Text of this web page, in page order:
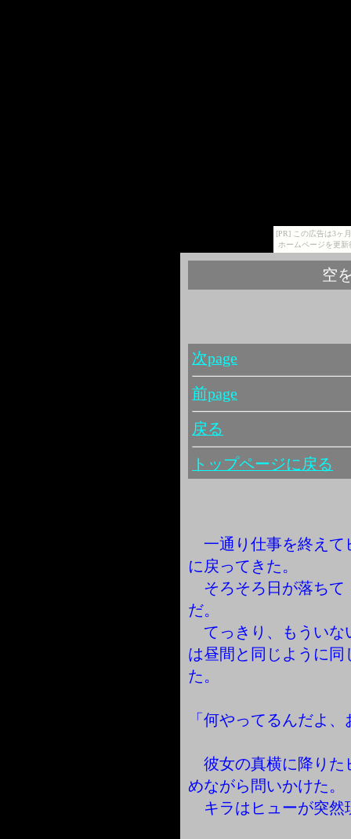
[PR] この広告は3ヶ
ホームページを更
空
次page
前page
戻る
トップページに戻る
一通り仕事を終えて
に戻ってきた。
そろそろ日が落ちて
だ。
てっきり、もういな
は昼間と同じように
た。
「何やってるんだよ、
彼女の真横に降りた
めながら問いかけた。
キラはヒューが突然